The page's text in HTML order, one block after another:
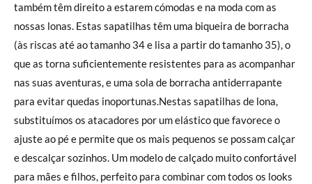
também têm direito a estarem cómodas e na moda com as
nossas lonas. Estas sapatilhas têm uma biqueira de borracha
(às riscas até ao tamanho 34 e lisa a partir do tamanho 35), o
que as torna suficientemente resistentes para as acompanhar
nas suas aventuras, e uma sola de borracha antiderrapante
para evitar quedas inoportunas.Nestas sapatilhas de lona,
substituímos os atacadores por um elástico que favorece o
ajuste ao pé e permite que os mais pequenos se possam calçar
e descalçar sozinhos. Um modelo de calçado muito confortável
para mães e filhos, perfeito para combinar com todos os looks